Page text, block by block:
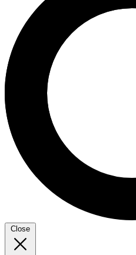
Close